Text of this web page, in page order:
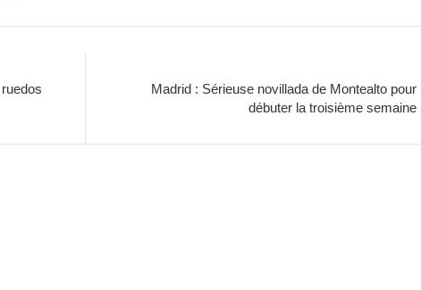
Madrid : Sérieuse novillada de Montealto pour
débuter la troisième semaine